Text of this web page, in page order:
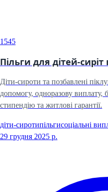
1545
Пільги для дітей-сиріт
Діти-сироти та позбавлені
допомогу, одноразову виплату,
стипендію та житлові гарантії.
діти-сиротипільгисоціальні
29 грудня 2025 р.